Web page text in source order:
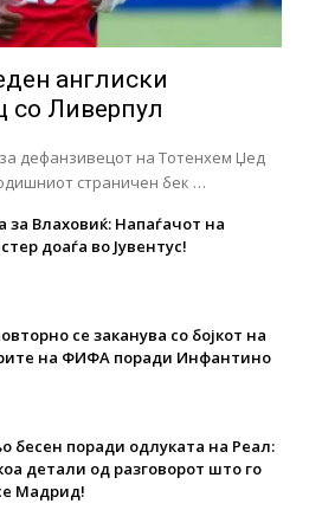
англиски
со Ливерпул
дефанзивецот на Тотенхем Џед
страничен бек …
за Влаховиќ: Напаѓачот на
доаѓа во Јувентус!
се заканува со бојкот на
на ФИФА поради Инфантино
бесен поради одлуката на Реал:
детали од разговорот што го
Мадрид!